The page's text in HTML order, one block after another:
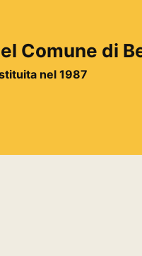
Comune di
nel 1987